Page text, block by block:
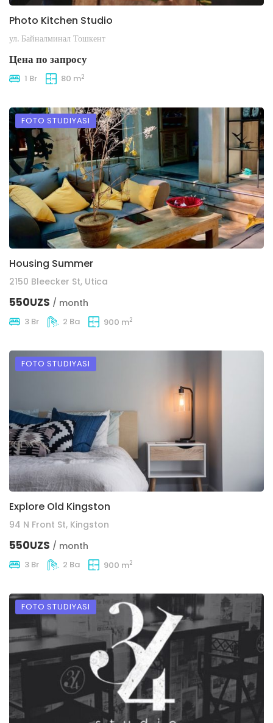
Photo Kitchen Studio
ул. Байналминал Тошкент
Цена по запросу
1 Br 80 m2
FOTO STUDIYASI
Housing Summer
2150 Bleecker St, Utica
550UZS / month
3 Br 2 Ba 900 m2
FOTO STUDIYASI
Explore Old Kingston
94 N Front St, Kingston
550UZS / month
3 Br 2 Ba 900 m2
FOTO STUDIYASI